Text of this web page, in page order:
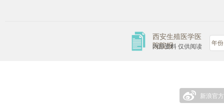
西安生殖医学医
院院报
内部资料 仅供阅读
新浪官